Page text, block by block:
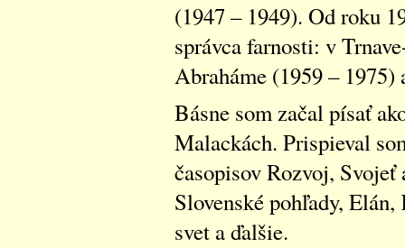
(1947 – 1949). Od roku
správca farnosti: v
Abraháme (1959 –
Básne som začal písať
Malackách. Prispieval
časopisov Rozvoj,
Slovenské pohľady,
svet a ďalšie.